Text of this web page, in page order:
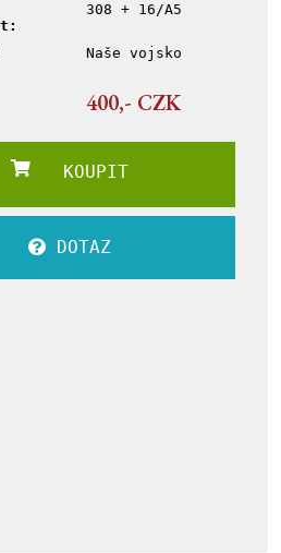
308 + 16/A5
Naše vojsko
400,- CZK
KOUPIT
DOTAZ